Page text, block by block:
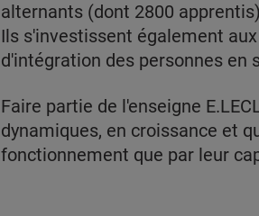
alternants (dont 2800
Ils s'investissent également
d'intégration des personnes en
Faire partie de l'enseigne
dynamiques, en croissance et
fonctionnement que par leur